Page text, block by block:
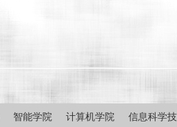
智能学院 计算机学院 信息科学